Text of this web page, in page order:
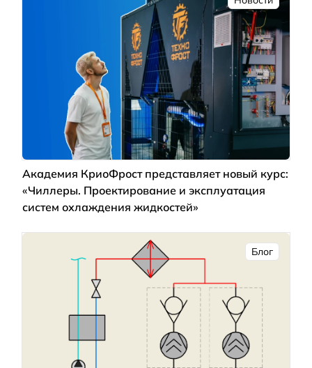
Академия КриоФрост представляет новый курс:
«Чиллеры. Проектирование и эксплуатация
систем охлаждения жидкостей»
Блог